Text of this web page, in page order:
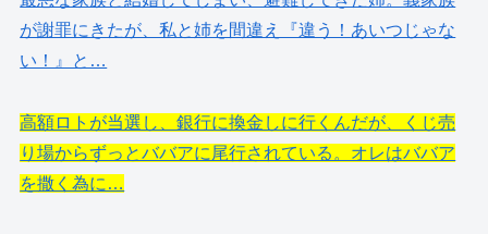
が謝罪にきたが、私と姉を間違え『違う！あいつじゃな
い！』と…
高額ロトが当選し、銀行に換金しに行くんだが、くじ売
り場からずっとババアに尾行されている。オレはババア
を撒く為に…